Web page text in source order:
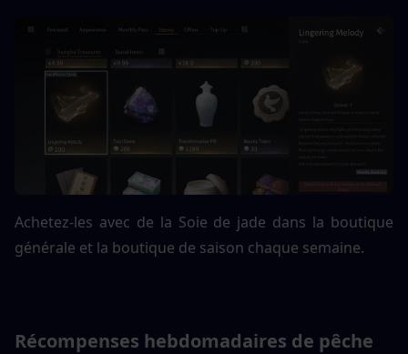
Achetez-les avec de la Soie de jade dans la boutique
générale et la boutique de saison chaque semaine.
Récompenses hebdomadaires de pêche